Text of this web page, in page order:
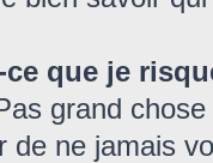
ce que je
grand
de ne jamais